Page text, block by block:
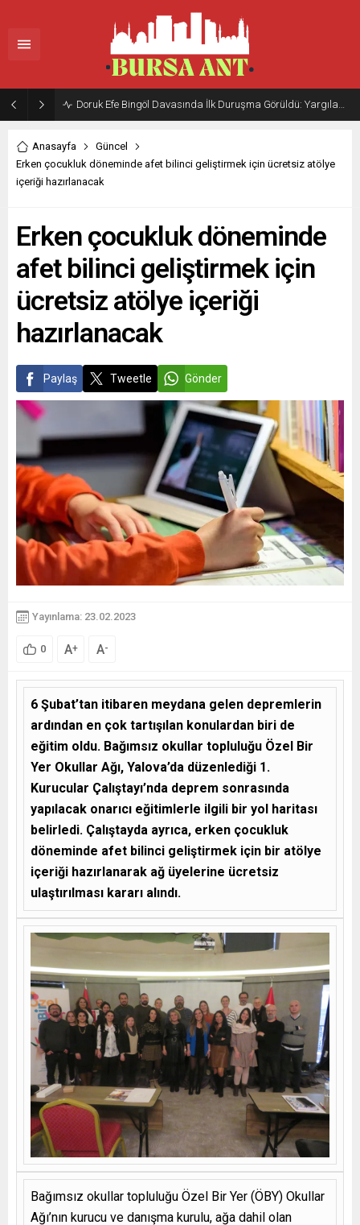
Doruk Efe Bingöl Davasında İlk Duruşma Görüldü: Yargılama 20 Ekim 2026’ya Ertelendi
Anasayfa
Güncel
Erken çocukluk döneminde afet bilinci geliştirmek için ücretsiz atölye
içeriği hazırlanacak
Erken çocukluk döneminde
afet bilinci geliştirmek için
ücretsiz atölye içeriği
hazırlanacak
Paylaş Tweetle Gönder
Yayınlama: 23.02.2023
0 A+ A-
6 Şubat’tan itibaren meydana gelen depremlerin
ardından en çok tartışılan konulardan biri de
eğitim oldu. Bağımsız okullar topluluğu Özel Bir
Yer Okullar Ağı, Yalova’da düzenlediği 1.
Kurucular Çalıştayı’nda deprem sonrasında
yapılacak onarıcı eğitimlerle ilgili bir yol haritası
belirledi. Çalıştayda ayrıca, erken çocukluk
döneminde afet bilinci geliştirmek için bir atölye
içeriği hazırlanarak ağ üyelerine ücretsiz
ulaştırılması kararı alındı.
Bağımsız okullar topluluğu Özel Bir Yer (ÖBY) Okullar
Ağı’nın kurucu ve danışma kurulu, ağa dahil olan